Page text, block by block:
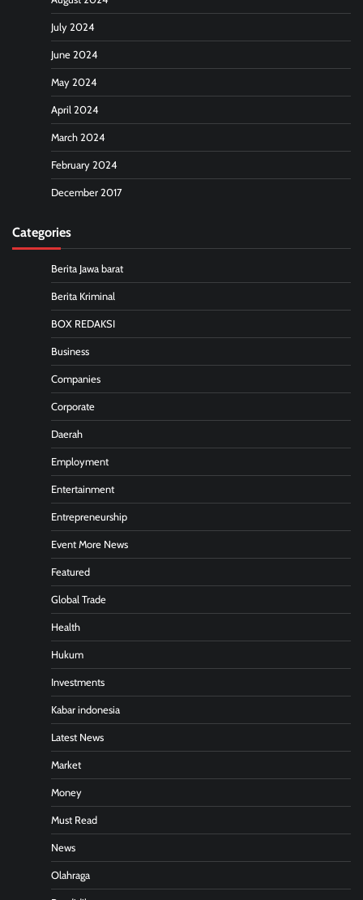
July 2024
June 2024
May 2024
April 2024
March 2024
February 2024
December 2017
Categories
Berita Jawa barat
Berita Kriminal
BOX REDAKSI
Business
Companies
Corporate
Daerah
Employment
Entertainment
Entrepreneurship
Event More News
Featured
Global Trade
Health
Hukum
Investments
Kabar indonesia
Latest News
Market
Money
Must Read
News
Olahraga